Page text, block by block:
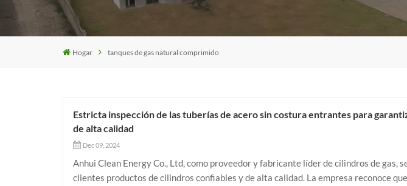
Hogar tanques de gas natural comprimido
Estricta inspección de las tuberías de acero sin costura entrantes para
de alta calidad
Dec 09, 2024
Anhui Clean Energy Co., Ltd, como proveedor y fabricante líder de cilindros de gas,
clientes productos de cilindros confiables y de alta calidad. La empresa reconoce